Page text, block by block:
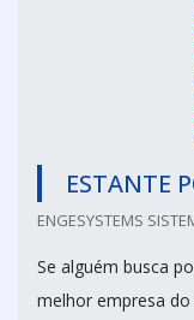
ESTANTE
ENGESYSTEMS
Se alguém busca
melhor empresa